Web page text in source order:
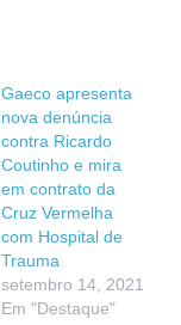
Gaeco apresenta
nova denúncia
contra Ricardo
Coutinho e mira
em contrato da
Cruz Vermelha
com Hospital de
Trauma
setembro 14, 2021
Em "Destaque"